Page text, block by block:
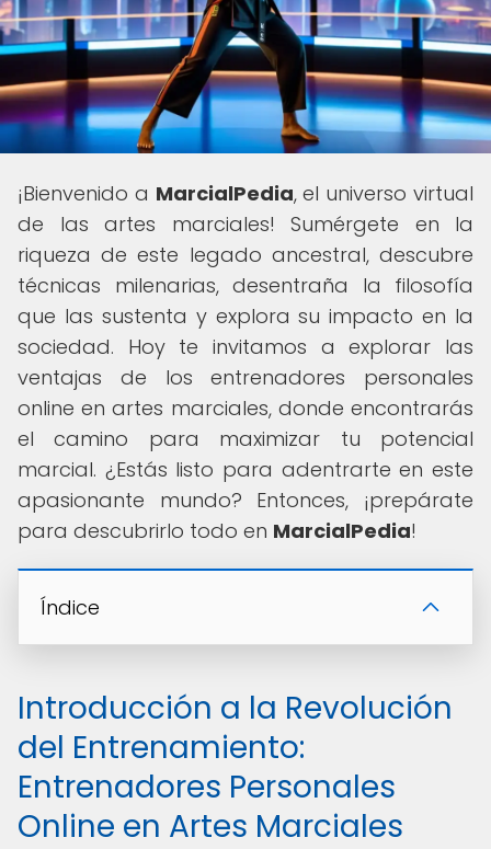
¡Bienvenido a MarcialPedia, el universo virtual
de las artes marciales! Sumérgete en la
riqueza de este legado ancestral, descubre
técnicas milenarias, desentraña la filosofía
que las sustenta y explora su impacto en la
sociedad. Hoy te invitamos a explorar las
ventajas de los entrenadores personales
online en artes marciales, donde encontrarás
el camino para maximizar tu potencial
marcial. ¿Estás listo para adentrarte en este
apasionante mundo? Entonces, ¡prepárate
para descubrirlo todo en MarcialPedia!
Índice
Introducción a la Revolución
del Entrenamiento:
Entrenadores Personales
Online en Artes Marciales